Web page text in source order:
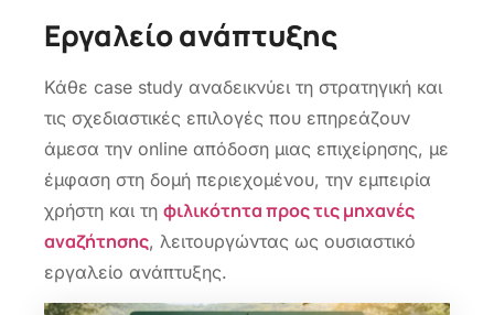
Εργαλείο ανάπτυξης
Κάθε case study αναδεικνύει τη στρατηγική και
τις σχεδιαστικές επιλογές που επηρεάζουν
άμεσα την online απόδοση μιας επιχείρησης, με
έμφαση στη δομή περιεχομένου, την εμπειρία
χρήστη και τη φιλικότητα προς τις μηχανές
αναζήτησης, λειτουργώντας ως ουσιαστικό
εργαλείο ανάπτυξης.